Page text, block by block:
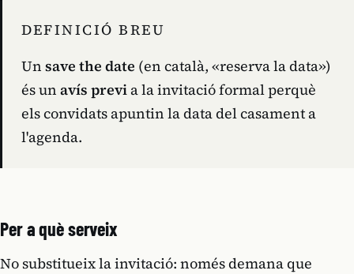
DEFINICIÓ BREU
Un save the date (en català, «reserva la data»)
és un avís previ a la invitació formal perquè
els convidats apuntin la data del casament a
l'agenda.
Per a què serveix
No substitueix la invitació: només demana que